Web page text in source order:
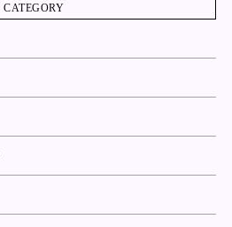
CATEGORY